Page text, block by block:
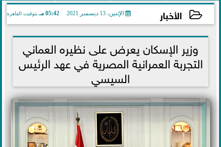
الأخبار الإثنين، 13 ديسمبر 2021 05:42 مـ بتوقيت القاهرة
2021-12-13 17:42:01وزير الإسكان يعرض على نظيره العماني
التجربة العمرانية المصرية في عهد الرئيس
السيسي